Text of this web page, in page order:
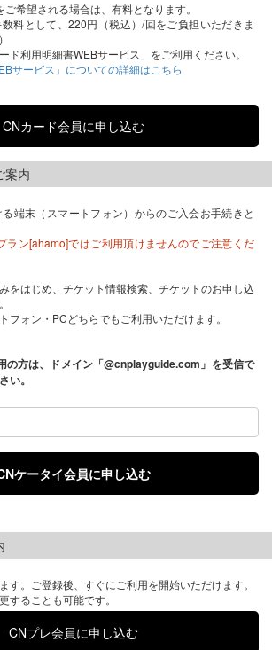
希望される場合は、有料となります。
料として、220円（税込）/回をご負担いただきま
ド利用明細書WEBサービス」をご利用ください。
サービス」についての詳細はこちら
案内
端末（スマートフォン）からのご入会お手続きと
ラン[ahamo]ではご利用頂けませんのでご注意くだ
をはじめ、チケット情報検索、チケットのお申し込
フォン・PCどちらでもご利用いただけます。
の方は、ドメイン「@cnplayguide.com」を受信で
い。
す。ご登録後、すぐにご利用を開始いただけます。
することも可能です。